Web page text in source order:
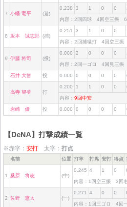
7 小幡 竜平 (遊)
0.238 3 1 0 0
内容：2回四球 4回空三振
8 坂本 誠志郎 (捕)
0.251 3 1 0 0
内容：2回捕犠打 4回空三振
9 伊藤 将司 (投)
0.000 2 0 0 0
内容：2回一ゴロ 4回見三
石井 大智 投 0.000 0 0 0 0
高寺 望夢 打
0.200 1 1 0 0
内容： 9回中安
岩崎 優 投 0.000 0 0 0 0
【DeNA】打撃成績一覧
※赤字： 安打 太字： 打点
名前 位置 打率 打席 安打 得点
1 桑原 将志 (中)
0.245 4 1 0
内容：1回空三振 3回
2 佐野 恵太 (一)
0.271 4 0 0
内容：1回三ゴロ 4